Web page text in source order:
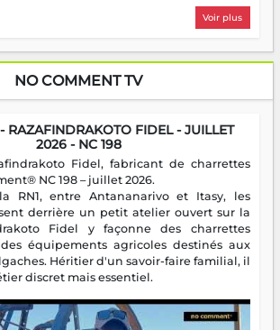
Voir plus
NO COMMENT TV
RAZAFINDRAKOTO FIDEL - JUILLET
2026 - NC 198
Fidel, fabricant de charrettes
NC 198 – juillet 2026.
RN1, entre Antananarivo et Itasy, les
derrière un petit atelier ouvert sur la
Fidel y façonne des charrettes
équipements agricoles destinés aux
Héritier d'un savoir-faire familial, il
discret mais essentiel.